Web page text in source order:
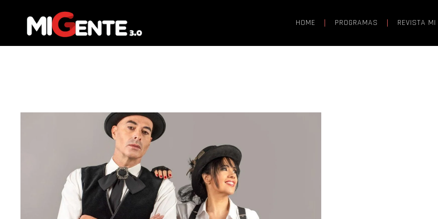
HOME PROGRAMAS REVISTA MI